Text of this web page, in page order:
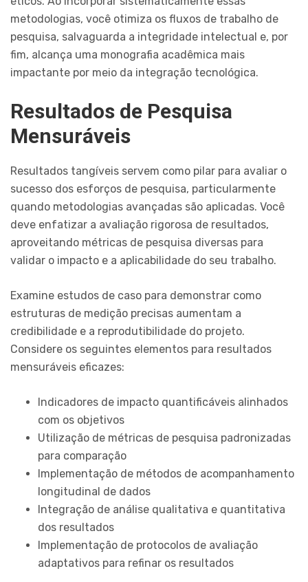
metodologias, você otimiza os fluxos de trabalho de
pesquisa, salvaguarda a integridade intelectual e, por
fim, alcança uma monografia acadêmica mais
impactante por meio da integração tecnológica.
Resultados de Pesquisa
Mensuráveis
Resultados tangíveis servem como pilar para avaliar o
sucesso dos esforços de pesquisa, particularmente
quando metodologias avançadas são aplicadas. Você
deve enfatizar a avaliação rigorosa de resultados,
aproveitando métricas de pesquisa diversas para
validar o impacto e a aplicabilidade do seu trabalho.
Examine estudos de caso para demonstrar como
estruturas de medição precisas aumentam a
credibilidade e a reprodutibilidade do projeto.
Considere os seguintes elementos para resultados
mensuráveis eficazes:
Indicadores de impacto quantificáveis alinhados
com os objetivos
Utilização de métricas de pesquisa padronizadas
para comparação
Implementação de métodos de acompanhamento
longitudinal de dados
Integração de análise qualitativa e quantitativa
dos resultados
Implementação de protocolos de avaliação
adaptativos para refinar os resultados